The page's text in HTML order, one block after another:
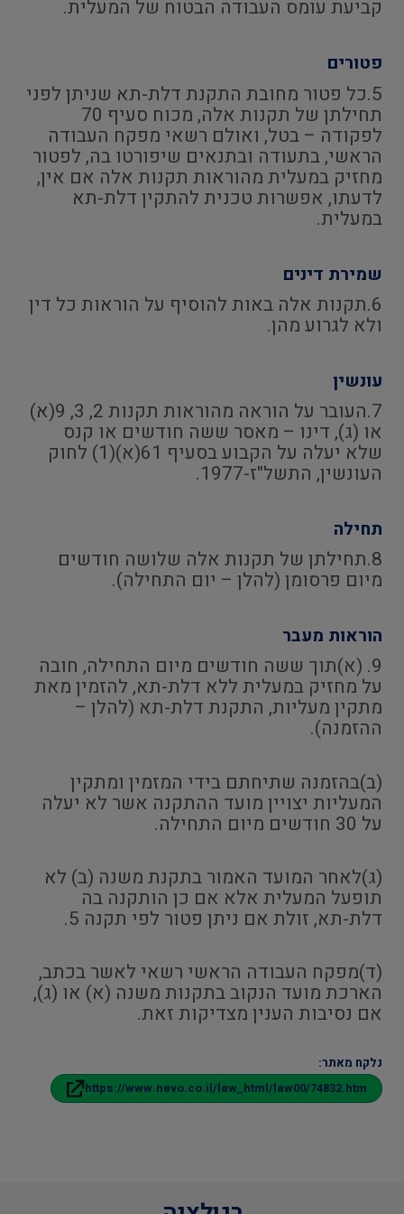
קביעת עומס העבודה הבטוח של המעלית.
פטורים
5.כל פטור מחובת התקנת דלת-תא שניתן לפני
תחילתן של תקנות אלה, מכוח סעיף 70
לפקודה – בטל, ואולם רשאי מפקח העבודה
הראשי, בתעודה ובתנאים שיפורטו בה, לפטור
מחזיק במעלית מהוראות תקנות אלה אם אין,
לדעתו, אפשרות טכנית להתקין דלת-תא
במעלית.
שמירת דינים
6.תקנות אלה באות להוסיף על הוראות כל דין
ולא לגרוע מהן.
עונשין
7.העובר על הוראה מהוראות תקנות 2, 3, 9(א)
או (ג), דינו – מאסר ששה חודשים או קנס
שלא יעלה על הקבוע בסעיף 61(א)(1) לחוק
העונשין, התשל"ז-1977.
תחילה
8.תחילתן של תקנות אלה שלושה חודשים
מיום פרסומן (להלן – יום התחילה).
הוראות מעבר
9. (א)תוך ששה חודשים מיום התחילה, חובה
על מחזיק במעלית ללא דלת-תא, להזמין מאת
מתקין מעליות, התקנת דלת-תא (להלן –
ההזמנה).
(ב)בהזמנה שתיחתם בידי המזמין ומתקין
המעליות יצויין מועד ההתקנה אשר לא יעלה
על 30 חודשים מיום התחילה.
(ג)לאחר המועד האמור בתקנת משנה (ב) לא
תופעל המעלית אלא אם כן הותקנה בה
דלת-תא, זולת אם ניתן פטור לפי תקנה 5.
(ד)מפקח העבודה הראשי רשאי לאשר בכתב,
הארכת מועד הנקוב בתקנות משנה (א) או (ג),
אם נסיבות הענין מצדיקות זאת.
נלקח מאתר:
https://www.nevo.co.il/law_html/law00/74832.htm